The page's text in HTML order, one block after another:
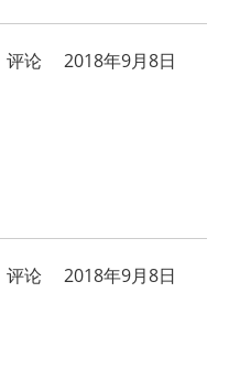
评论
2018年9月8日
评论
2018年9月8日